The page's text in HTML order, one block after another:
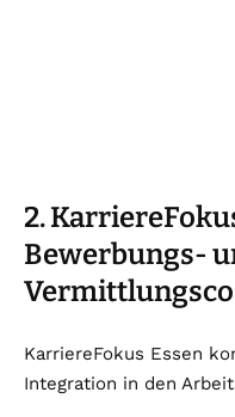
2.
Bewerbungs-
KarriereFokus Essen
Integration in den